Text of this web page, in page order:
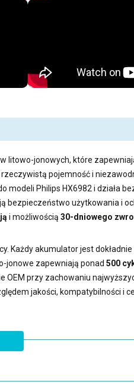
litowo-jonowych, które
pojemność i
Philips HX6982 i działa
użytkowania i
i możliwością 30-dniowego
Każdy akumulator jest
jonowe zapewniają ponad 500
przy zachowaniu
jakości, kompatybilności i